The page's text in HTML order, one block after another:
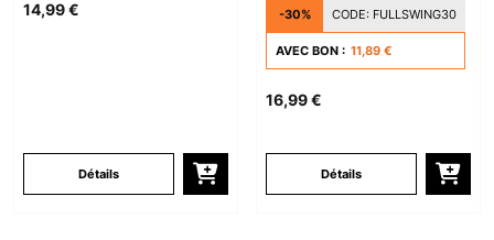
14,99 €
Détails
-30% CODE: FULLSWING30
AVEC BON : 11,89 €
16,99 €
Détails